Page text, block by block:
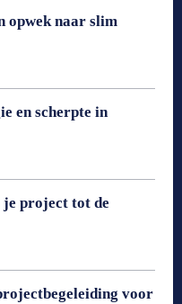
opwek naar slim
en scherpte in
je project tot de
voor